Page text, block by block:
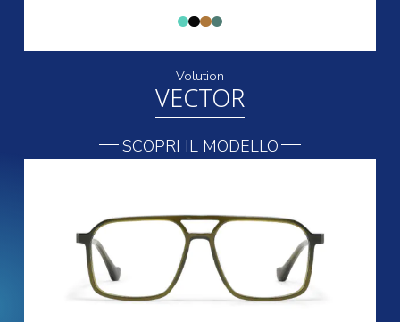
Volution
VECTOR
SCOPRI IL MODELLO